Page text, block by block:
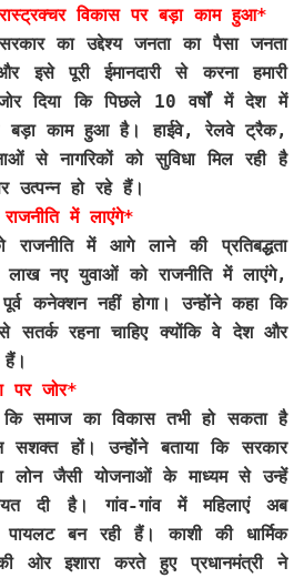
विकास पर बड़ा काम हुआ*
का उद्देश्य जनता का पैसा जनता
इसे पूरी ईमानदारी से करना हमारी
दिया कि पिछले 10 वर्षों में देश में
बड़ा काम हुआ है। हाईवे, रेलवे ट्रैक,
से नागरिकों को सुविधा मिल रही है
उत्पन्न हो रहे हैं।
में लाएंगे*
राजनीति में आगे लाने की प्रतिबद्धता
नए युवाओं को राजनीति में लाएंगे,
कनेक्शन नहीं होगा। उन्होंने कहा कि
से सतर्क रहना चाहिए क्योंकि वे देश और
पर जोर*
कि समाज का विकास तभी हो सकता है
सशक्त हों। उन्होंने बताया कि सरकार
लोन जैसी योजनाओं के माध्यम से उन्हें
दी है। गांव-गांव में महिलाएं अब
बन रही हैं। काशी की धार्मिक
ओर इशारा करते हुए प्रधानमंत्री ने